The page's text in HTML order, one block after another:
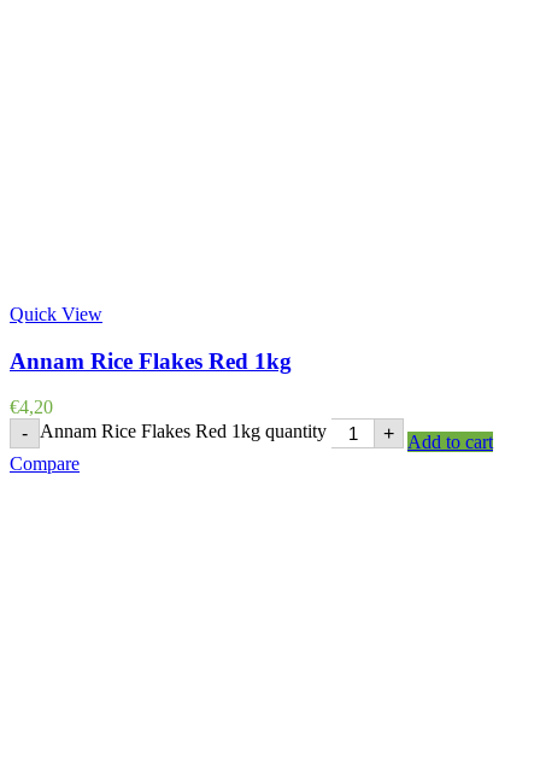
Quick View
Annam Rice Flakes Red 1kg
€4,20
- Annam Rice Flakes Red 1kg quantity +
Add to cart
Compare